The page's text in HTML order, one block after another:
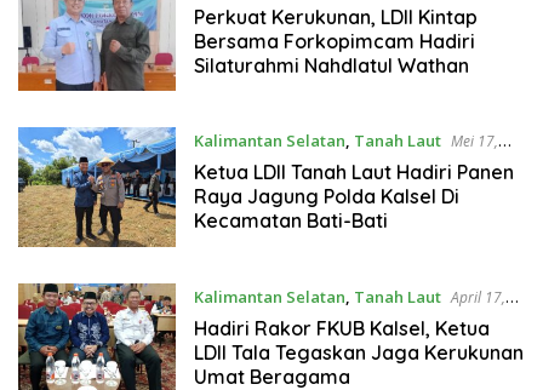
2026
Perkuat Kerukunan, LDII Kintap
Bersama Forkopimcam Hadiri
Silaturahmi Nahdlatul Wathan
Kalimantan Selatan, Tanah Laut Mei 17,
2026
Ketua LDII Tanah Laut Hadiri Panen
Raya Jagung Polda Kalsel Di
Kecamatan Bati-Bati
Kalimantan Selatan, Tanah Laut April 17,
2026
Hadiri Rakor FKUB Kalsel, Ketua
LDII Tala Tegaskan Jaga Kerukunan
Umat Beragama